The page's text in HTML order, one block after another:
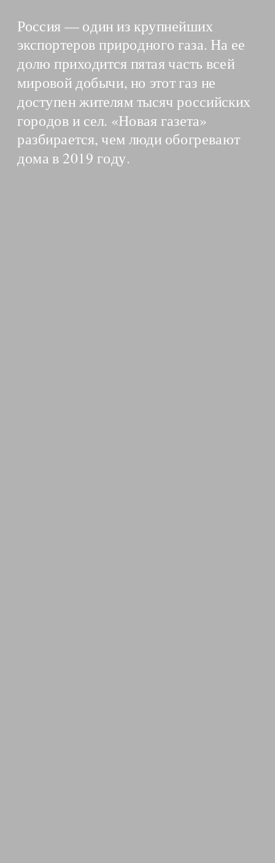
Россия — один из крупнейших
экспортеров природного газа. На ее
долю приходится пятая часть всей
мировой добычи, но этот газ не
доступен жителям тысяч российских
городов и сел. «Новая газета»
разбирается, чем люди обогревают
дома в 2019 году.